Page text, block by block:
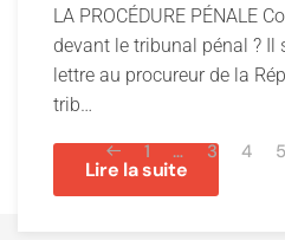
LA PROCÉDURE PÉNALE
devant le tribunal pénal ? Il
lettre au procureur de la
trib…
Lire la suite
1 … 3 4 5